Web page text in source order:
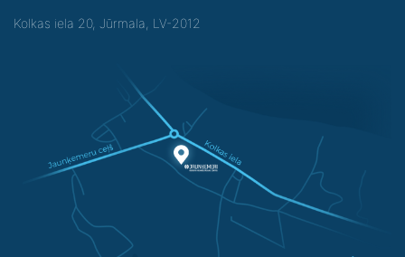
Kolkas iela 20, Jūrmala, LV-2012